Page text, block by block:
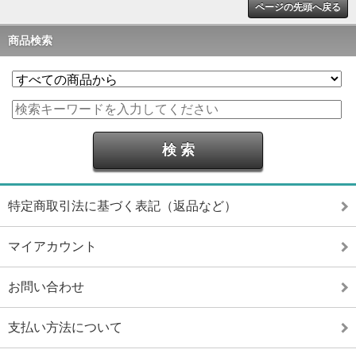
ページの先頭へ戻る
商品検索
特定商取引法に基づく表記（返品など）
マイアカウント
お問い合わせ
支払い方法について